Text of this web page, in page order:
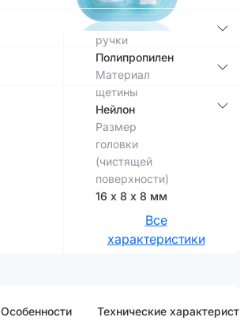
8 мм
Материал
ручки
Полипропилен
Материал
щетины
Нейлон
Размер
головки
(чистящей
поверхности)
16 х 8 х 8 мм
Все
характеристики
Особенности Технические